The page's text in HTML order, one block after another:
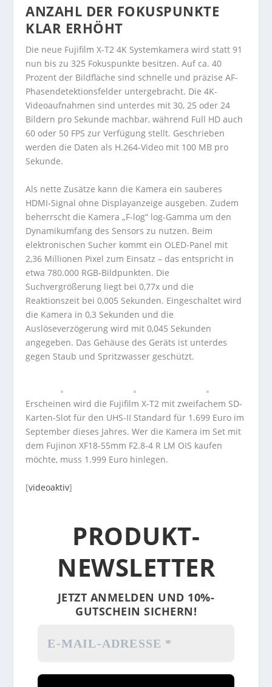
ANZAHL DER FOKUSPUNKTE
KLAR ERHÖHT
Die neue Fujifilm X-T2 4K Systemkamera wird statt 91
nun bis zu 325 Fokuspunkte besitzen. Auf ca. 40
Prozent der Bildfläche sind schnelle und präzise AF-
Phasendetektionsfelder untergebracht. Die 4K-
Videoaufnahmen sind unterdes mit 30, 25 oder 24
Bildern pro Sekunde machbar, während Full HD auch
60 oder 50 FPS zur Verfügung stellt. Geschrieben
werden die Daten als H.264-Video mit 100 MB pro
Sekunde.
Als nette Zusätze kann die Kamera ein sauberes
HDMI-Signal ohne Displayanzeige ausgeben. Zudem
beherrscht die Kamera „F-log“ log-Gamma um den
Dynamikumfang des Sensors zu nutzen. Beim
elektronischen Sucher kommt ein OLED-Panel mit
2,36 Millionen Pixel zum Einsatz – das entspricht in
etwa 780.000 RGB-Bildpunkten. Die
Suchvergrößerung liegt bei 0,77x und die
Reaktionszeit bei 0,005 Sekunden. Eingeschaltet wird
die Kamera in 0,3 Sekunden und die
Auslöseverzögerung wird mit 0,045 Sekunden
angegeben. Das Gehäuse des Geräts ist unterdes
gegen Staub und Spritzwasser geschützt.
Erscheinen wird die Fujifilm X-T2 mit zweifachem SD-
Karten-Slot für den UHS-II Standard für 1.699 Euro im
September dieses Jahres. Wer die Kamera im Set mit
dem Fujinon XF18-55mm F2.8-4 R LM OIS kaufen
möchte, muss 1.999 Euro hinlegen.
[videoaktiv]
PRODUKT-
NEWSLETTER
JETZT ANMELDEN UND 10%-
GUTSCHEIN SICHERN!